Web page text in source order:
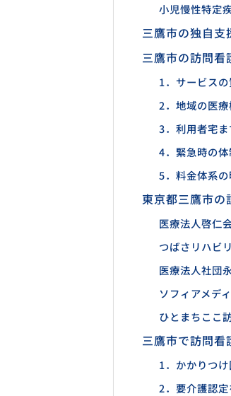
小児慢性特定
三鷹市の独自支
三鷹市の訪問看
1．サービス
2．地域の医
3．利用者宅
4．緊急時の体
5．料金体系
東京都三鷹市の
医療法人啓仁
つばさリハビ
医療法人社団
ソフィアメデ
ひとまちここ
三鷹市で訪問看
1．かかりつ
2．要介護認定